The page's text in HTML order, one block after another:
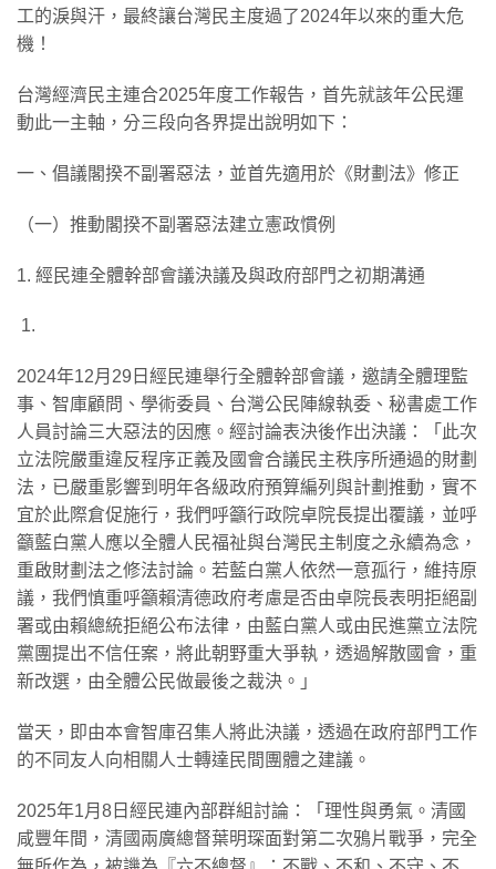
工的淚與汗，最終讓台灣民主度過了2024年以來的重大危
機！
台灣經濟民主連合2025年度工作報告，首先就該年公民運
動此一主軸，分三段向各界提出說明如下：
一、倡議閣揆不副署惡法，並首先適用於《財劃法》修正
（一）推動閣揆不副署惡法建立憲政慣例
1. 經民連全體幹部會議決議及與政府部門之初期溝通
2024年12月29日經民連舉行全體幹部會議，邀請全體理監
事、智庫顧問、學術委員、台灣公民陣線執委、秘書處工作
人員討論三大惡法的因應。經討論表決後作出決議：「此次
立法院嚴重違反程序正義及國會合議民主秩序所通過的財劃
法，已嚴重影響到明年各級政府預算編列與計劃推動，實不
宜於此際倉促施行，我們呼籲行政院卓院長提出覆議，並呼
籲藍白黨人應以全體人民福祉與台灣民主制度之永續為念，
重啟財劃法之修法討論。若藍白黨人依然一意孤行，維持原
議，我們慎重呼籲賴清德政府考慮是否由卓院長表明拒絕副
署或由賴總統拒絕公布法律，由藍白黨人或由民進黨立法院
黨團提出不信任案，將此朝野重大爭執，透過解散國會，重
新改選，由全體公民做最後之裁決。」
當天，即由本會智庫召集人將此決議，透過在政府部門工作
的不同友人向相關人士轉達民間團體之建議。
2025年1月8日經民連內部群組討論：「理性與勇氣。清國
咸豐年間，清國兩廣總督葉明琛面對第二次鴉片戰爭，完全